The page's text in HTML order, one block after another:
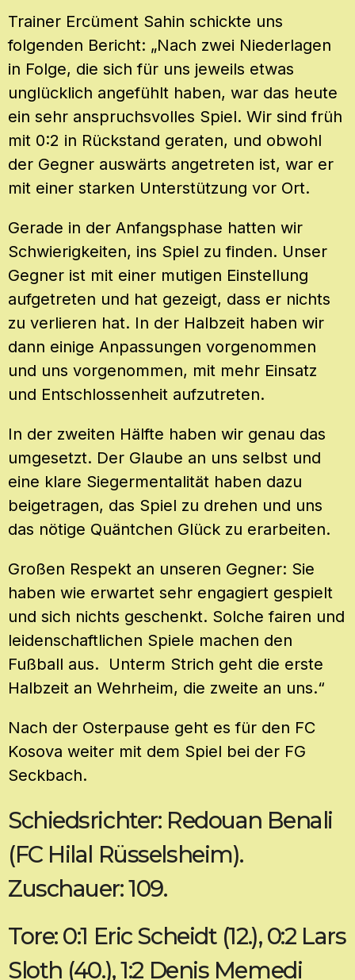
Trainer Ercüment Sahin schickte uns
folgenden Bericht: „Nach zwei Niederlagen
in Folge, die sich für uns jeweils etwas
unglücklich angefühlt haben, war das heute
ein sehr anspruchsvolles Spiel. Wir sind früh
mit 0:2 in Rückstand geraten, und obwohl
der Gegner auswärts angetreten ist, war er
mit einer starken Unterstützung vor Ort.
Gerade in der Anfangsphase hatten wir
Schwierigkeiten, ins Spiel zu finden. Unser
Gegner ist mit einer mutigen Einstellung
aufgetreten und hat gezeigt, dass er nichts
zu verlieren hat. In der Halbzeit haben wir
dann einige Anpassungen vorgenommen
und uns vorgenommen, mit mehr Einsatz
und Entschlossenheit aufzutreten.
In der zweiten Hälfte haben wir genau das
umgesetzt. Der Glaube an uns selbst und
eine klare Siegermentalität haben dazu
beigetragen, das Spiel zu drehen und uns
das nötige Quäntchen Glück zu erarbeiten.
Großen Respekt an unseren Gegner: Sie
haben wie erwartet sehr engagiert gespielt
und sich nichts geschenkt. Solche fairen und
leidenschaftlichen Spiele machen den
Fußball aus. Unterm Strich geht die erste
Halbzeit an Wehrheim, die zweite an uns.“
Nach der Osterpause geht es für den FC
Kosova weiter mit dem Spiel bei der FG
Seckbach.
Schiedsrichter: Redouan Benali
(FC Hilal Rüsselsheim).
Zuschauer: 109.
Tore: 0:1 Eric Scheidt (12.), 0:2 Lars
Sloth (40.), 1:2 Denis Memedi